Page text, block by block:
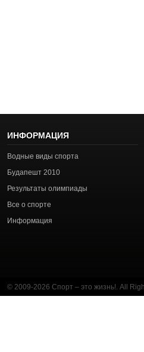
ИНФОРМАЦИЯ
Водные виды спорта
Будапешт 2010
Результаты олимпиады
Все о спорте
Информация
© 2009-2026 Спорт – это жизнь!. All